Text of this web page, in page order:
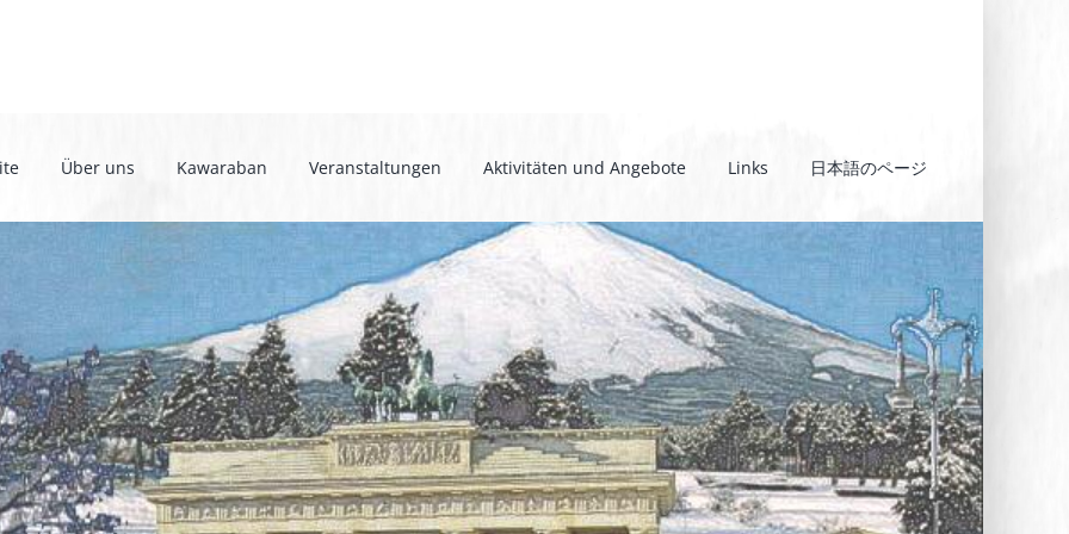
Über uns Kawaraban Veranstaltungen Aktivitäten und Angebote Links 日本語のページ